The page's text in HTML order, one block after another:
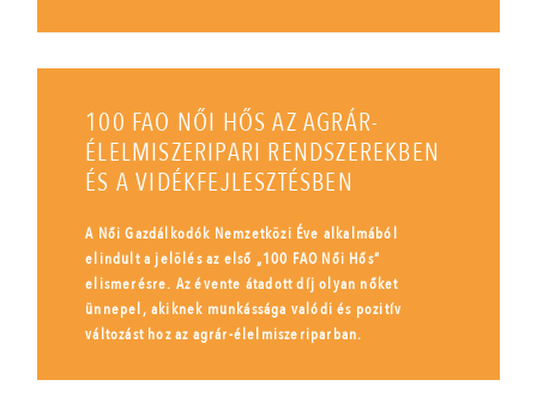
100 FAO NŐI HŐS AZ AGRÁR-
ÉLELMISZERIPARI RENDSZEREKBEN
ÉS A VIDÉKFEJLESZTÉSBEN
A Női Gazdálkodók Nemzetközi Éve alkalmából
elindult a jelölés az első „100 FAO Női Hős”
elismerésre. Az évente átadott díj olyan nőket
ünnepel, akiknek munkássága valódi és pozitív
változást hoz az agrár-élelmiszeriparban.